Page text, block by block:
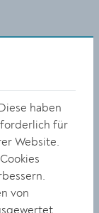
die alten
Das
Schilder
haben
für
Website.
von